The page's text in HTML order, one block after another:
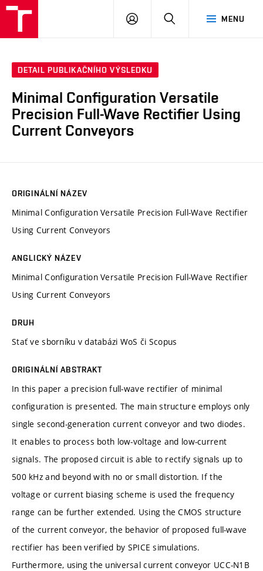
MENU
PŘIHLÁSIT
DETAIL PUBLIKAČNÍHO VÝSLEDKU
Minimal Configuration Versatile
Precision Full-Wave Rectifier Using
Current Conveyors
ORIGINÁLNÍ NÁZEV
Minimal Configuration Versatile Precision Full-Wave Rectifier
Using Current Conveyors
ANGLICKÝ NÁZEV
Minimal Configuration Versatile Precision Full-Wave Rectifier
Using Current Conveyors
DRUH
Stať ve sborníku v databázi WoS či Scopus
ORIGINÁLNÍ ABSTRAKT
In this paper a precision full-wave rectifier of minimal
configuration is presented. The main structure employs only
single second-generation current conveyor and two diodes.
It enables to process both low-voltage and low-current
signals. The proposed circuit is able to rectify signals up to
500 kHz and beyond with no or small distortion. If the
voltage or current biasing scheme is used the frequency
range can be further extended. Using the CMOS structure
of the current conveyor, the behavior of proposed full-wave
rectifier has been verified by SPICE simulations.
Furthermore, using the universal current conveyor UCC-N1B